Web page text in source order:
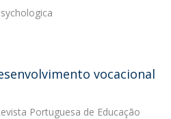
vocacional
Portuguesa de Educação